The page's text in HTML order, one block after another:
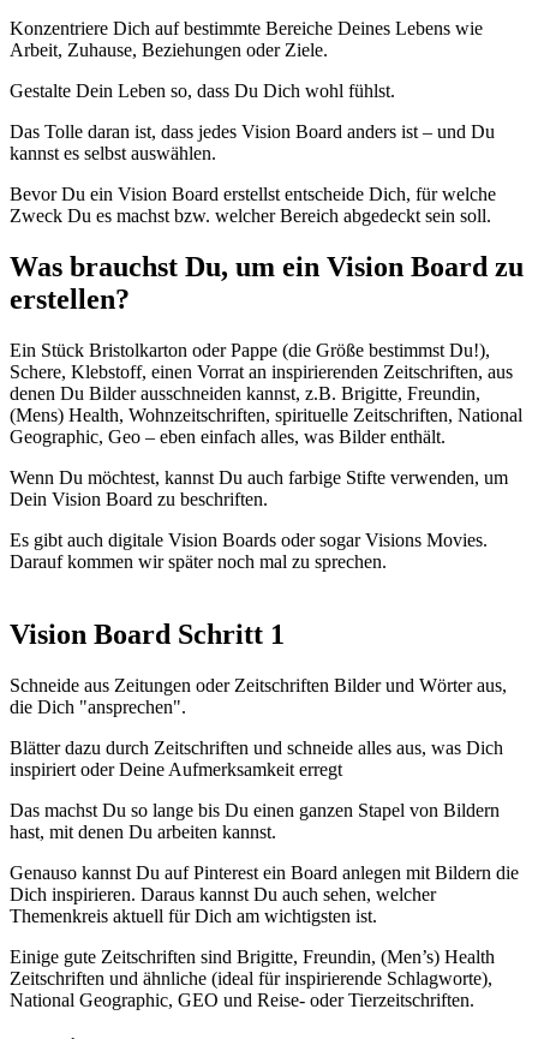
Konzentriere Dich auf bestimmte Bereiche Deines Lebens wie
Arbeit, Zuhause, Beziehungen oder Ziele.
Gestalte Dein Leben so, dass Du Dich wohl fühlst.
Das Tolle daran ist, dass jedes Vision Board anders ist – und Du
kannst es selbst auswählen.
Bevor Du ein Vision Board erstellst entscheide Dich, für welche
Zweck Du es machst bzw. welcher Bereich abgedeckt sein soll.
Was brauchst Du, um ein Vision Board zu
erstellen?
Ein Stück Bristolkarton oder Pappe (die Größe bestimmst Du!),
Schere, Klebstoff, einen Vorrat an inspirierenden Zeitschriften, aus
denen Du Bilder ausschneiden kannst, z.B. Brigitte, Freundin,
(Mens) Health, Wohnzeitschriften, spirituelle Zeitschriften, National
Geographic, Geo – eben einfach alles, was Bilder enthält.
Wenn Du möchtest, kannst Du auch farbige Stifte verwenden, um
Dein Vision Board zu beschriften.
Es gibt auch digitale Vision Boards oder sogar Visions Movies.
Darauf kommen wir später noch mal zu sprechen.
Vision Board Schritt 1
Schneide aus Zeitungen oder Zeitschriften Bilder und Wörter aus,
die Dich "ansprechen".
Blätter dazu durch Zeitschriften und schneide alles aus, was Dich
inspiriert oder Deine Aufmerksamkeit erregt
Das machst Du so lange bis Du einen ganzen Stapel von Bildern
hast, mit denen Du arbeiten kannst.
Genauso kannst Du auf Pinterest ein Board anlegen mit Bildern die
Dich inspirieren. Daraus kannst Du auch sehen, welcher
Themenkreis aktuell für Dich am wichtigsten ist.
Einige gute Zeitschriften sind Brigitte, Freundin, (Men’s) Health
Zeitschriften und ähnliche (ideal für inspirierende Schlagworte),
National Geographic, GEO und Reise- oder Tierzeitschriften.